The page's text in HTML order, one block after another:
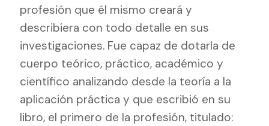
profesión que él mismo creará y
describiera con todo detalle en sus
investigaciones. Fue capaz de dotarla de
cuerpo teórico, práctico, académico y
científico analizando desde la teoría a la
aplicación práctica y que escribió en su
libro, el primero de la profesión, titulado: